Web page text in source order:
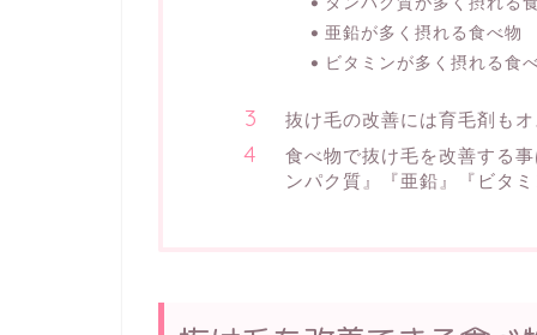
亜鉛が多く摂れる食べ物
ビタミンが多く摂れる食
抜け毛の改善には育毛剤も
食べ物で抜け毛を改善する
ンパク質』『亜鉛』『ビタ